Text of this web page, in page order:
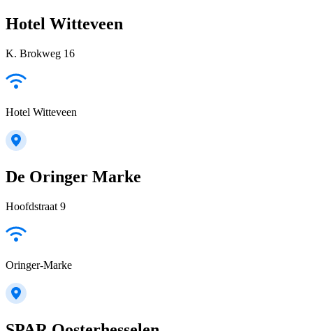
Hotel Witteveen
K. Brokweg 16
Hotel Witteveen
De Oringer Marke
Hoofdstraat 9
Oringer-Marke